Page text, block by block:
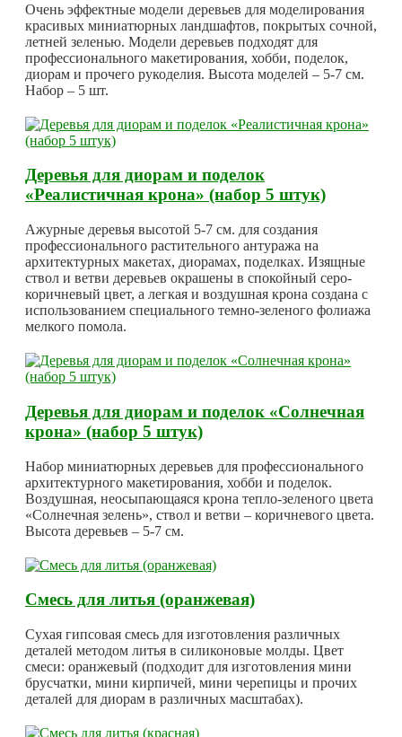
Очень эффектные модели деревьев для моделирования
красивых миниатюрных ландшафтов, покрытых сочной,
летней зеленью. Модели деревьев подходят для
профессионального макетирования, хобби, поделок,
диорам и прочего рукоделия. Высота моделей – 5-7 см.
Набор – 5 шт.
Деревья для диорам и поделок
«Реалистичная крона» (набор 5 штук)
Ажурные деревья высотой 5-7 см. для создания
профессионального растительного антуража на
архитектурных макетах, диорамах, поделках. Изящные
ствол и ветви деревьев окрашены в спокойный серо-
коричневый цвет, а легкая и воздушная крона создана с
использованием специального темно-зеленого фолиажа
мелкого помола.
Деревья для диорам и поделок «Солнечная
крона» (набор 5 штук)
Набор миниатюрных деревьев для профессионального
архитектурного макетирования, хобби и поделок.
Воздушная, неосыпающаяся крона тепло-зеленого цвета
«Солнечная зелень», ствол и ветви – коричневого цвета.
Высота деревьев – 5-7 см.
Смесь для литья (оранжевая)
Сухая гипсовая смесь для изготовления различных
деталей методом литья в силиконовые молды. Цвет
смеси: оранжевый (подходит для изготовления мини
брусчатки, мини кирпичей, мини черепицы и прочих
деталей для диорам в различных масштабах).